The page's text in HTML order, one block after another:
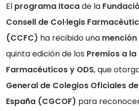
El programa Itacade la
Consell de Col·legis
(CCFC) ha recibido una
quinta edición de los Premios a
Farmacéuticos y ODS, que
General de Colegios Oficiales
España (CGCOF) para